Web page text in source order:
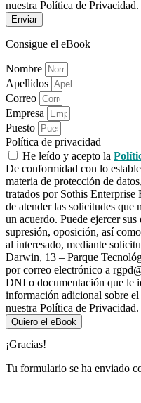
nuestra Política de Privacidad.
Enviar
Consigue el eBook
Nombre
Apellidos
Correo
Empresa
Puesto
Política de privacidad
He leído y acepto la
De conformidad con lo
materia de protección de
tratados por Sothis
de atender las solicitudes que
un acuerdo. Puede ejercer
supresión, oposición, así
al interesado, mediante
Darwin, 13 – Parque
por correo electrónico a
DNI o documentación que le
información adicional sobre
nuestra Política de Privacidad.
Quiero el eBook
¡Gracias!
Tu formulario se ha enviado